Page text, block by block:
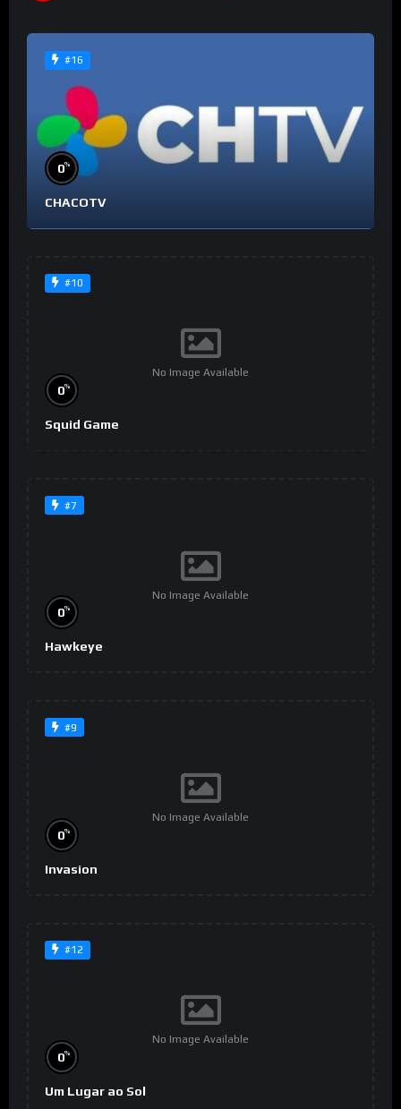
#16
0%
CHACOTV
#10
No Image Available
0%
Squid Game
#7
No Image Available
0%
Hawkeye
#9
No Image Available
0%
Invasion
#12
No Image Available
0%
Um Lugar ao Sol